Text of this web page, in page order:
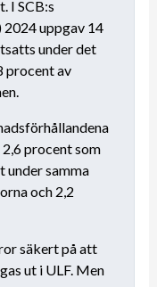
I SCB:s
uppgav 14
under det
procent av
procent som
under samma
och 2,2
säkert på att
ut i ULF. Men